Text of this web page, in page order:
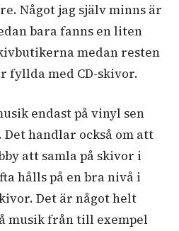
Något jag själv minns är
bara fanns en liten
medan resten
fyllda med CD-skivor.
endast på vinyl sen
handlar också om att
att samla på skivor i
hålls på en bra nivå i
Det är något helt
musik från till exempel